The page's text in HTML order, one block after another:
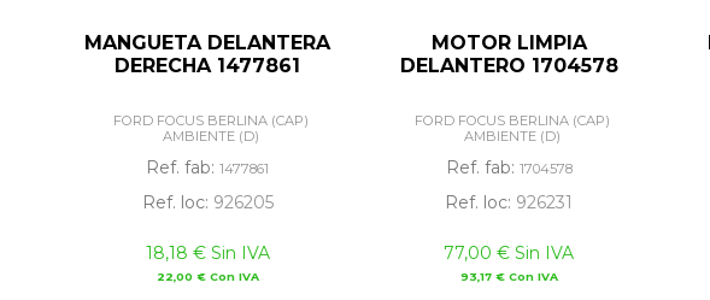
MANGUETA DELANTERA
DERECHA 1477861
FORD FOCUS BERLINA (CAP)
AMBIENTE (D)
Ref. fab: 1477861
Ref. loc: 926205
18,18 € Sin IVA
22,00 € Con IVA
MOTOR LIMPIA
DELANTERO 1704578
FORD FOCUS BERLINA (CAP)
AMBIENTE (D)
Ref. fab: 1704578
Ref. loc: 926231
77,00 € Sin IVA
93,17 € Con IVA